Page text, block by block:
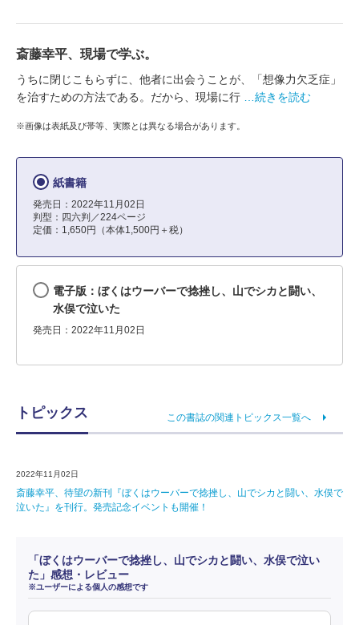
斎藤幸平、現場で学ぶ。
うちに閉じこもらずに、他者に出会うことが、「想像力欠乏症」
を治すための方法である。だから、現場に行
…続きを読む
※画像は表紙及び帯等、実際とは異なる場合があります。
紙書籍
発売日：2022年11月02日
判型：四六判／224ページ
定価：1,650円（本体1,500円＋税）
電子版：ぼくはウーバーで捻挫し、山でシカと闘い、
水俣で泣いた
発売日：2022年11月02日
トピックス この書誌の関連トピックス一覧へ
2022年11月02日
斎藤幸平、待望の新刊『ぼくはウーバーで捻挫し、山でシカと闘い、水俣で
泣いた』を刊行。発売記念イベントも開催！
「ぼくはウーバーで捻挫し、山でシカと闘い、水俣で泣い
た」感想・レビュー
※ユーザーによる個人の感想です